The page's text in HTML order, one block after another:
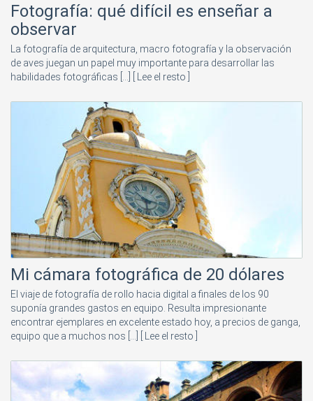
Fotografía: qué difícil es enseñar a
observar
La fotografía de arquitectura, macro fotografía y la observación
de aves juegan un papel muy importante para desarrollar las
habilidades fotográficas [...]
[ Lee el resto ]
Mi cámara fotográfica de 20 dólares
El viaje de fotografía de rollo hacia digital a finales de los 90
suponía grandes gastos en equipo. Resulta impresionante
encontrar ejemplares en excelente estado hoy, a precios de ganga,
equipo que a muchos nos [...]
[ Lee el resto ]